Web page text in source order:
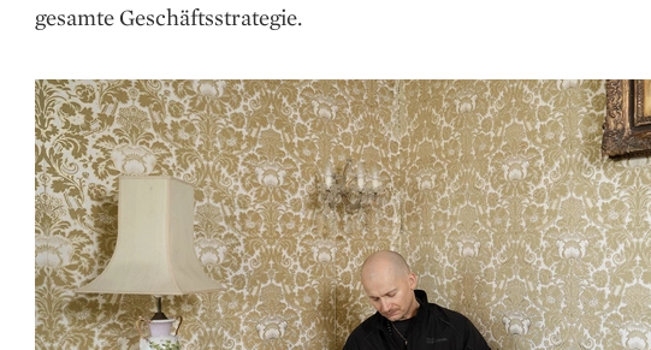
gesamte Geschäftsstrategie.